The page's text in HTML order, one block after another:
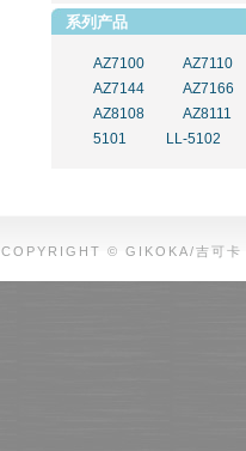
系列产品
AZ7100
AZ7110
AZ7144
AZ7166
AZ8108
AZ8111
5101
LL-5102
COPYRIGHT © GIKOKA/吉可